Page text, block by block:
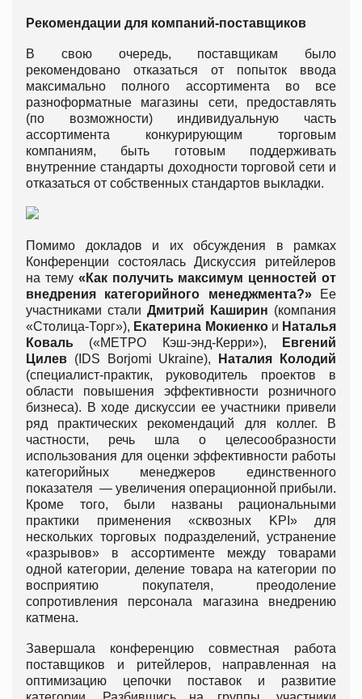
Рекомендации для компаний-поставщиков
В свою очередь, поставщикам было
рекомендовано отказаться от попыток ввода
максимально полного ассортимента во все
разноформатные магазины сети, предоставлять
(по возможности) индивидуальную часть
ассортимента конкурирующим торговым
компаниям, быть готовым поддерживать
внутренние стандарты доходности торговой сети и
отказаться от собственных стандартов выкладки.
Помимо докладов и их обсуждения в рамках
Конференции состоялась Дискуссия ритейлеров
на тему «Как получить максимум ценностей от
внедрения категорийного менеджмента?»
Ее
участниками стали Дмитрий Каширин (компания
«Столица-Торг»), Екатерина Мокиенкои Наталья
Коваль («МЕТРО Кэш-энд-Керри»),
Евгений
Цилев (IDS Borjomi Ukraine),
Наталия Колодий
(специалист-практик, руководитель проектов в
области повышения эффективности розничного
бизнеса). В ходе дискуссии ее участники привели
ряд практических рекомендаций для коллег. В
частности, речь шла о целесообразности
использования для оценки эффективности работы
категорийных менеджеров единственного
показателя — увеличения операционной прибыли.
Кроме того, были названы рациональными
практики применения «сквозных KPI» для
нескольких торговых подразделений, устранение
«разрывов» в ассортименте между товарами
одной категории, деление товара на категории по
восприятию покупателя, преодоление
сопротивления персонала магазина внедрению
катмена.
Завершала конференцию совместная работа
поставщиков и ритейлеров, направленная на
оптимизацию цепочки поставок и развитие